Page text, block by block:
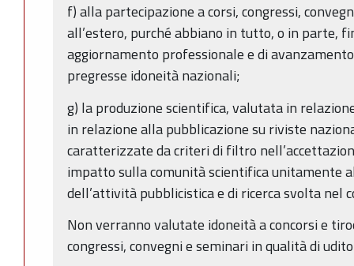
f) alla partecipazione a corsi, congressi,
all’estero, purché abbiano in tutto, o in parte,
aggiornamento professionale e di
pregresse idoneità nazionali;
g) la produzione scientifica, valutata in
in relazione alla pubblicazione su riviste
caratterizzate da criteri di filtro
impatto sulla comunità scientifica unitamente
dell’attività pubblicistica e di ricerca svolta nel
Non verranno valutate idoneità a concorsi e
congressi, convegni e seminari in qualità di